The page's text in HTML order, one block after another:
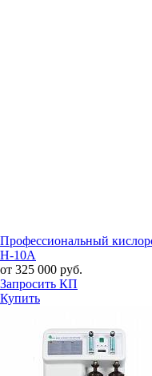
Профессиональный
H-10A
от 325 000 руб.
Запросить КП
Купить